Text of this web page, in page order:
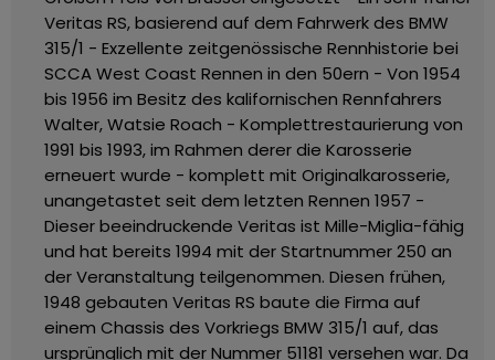
Veritas RS, basierend auf dem Fahrwerk des BMW
315/1 - Exzellente zeitgenössische Rennhistorie bei
SCCA West Coast Rennen in den 50ern - Von 1954
bis 1956 im Besitz des kalifornischen Rennfahrers
Walter, Watsie Roach - Komplettrestaurierung von
1991 bis 1993, im Rahmen derer die Karosserie
erneuert wurde - komplett mit Originalkarosserie,
unangetastet seit dem letzten Rennen 1957 -
Dieser beeindruckende Veritas ist Mille-Miglia-fähig
und hat bereits 1994 mit der Startnummer 250 an
der Veranstaltung teilgenommen. Diesen frühen,
1948 gebauten Veritas RS baute die Firma auf
einem Chassis des Vorkriegs BMW 315/1 auf, das
ursprünglich mit der Nummer 51181 versehen war. Da